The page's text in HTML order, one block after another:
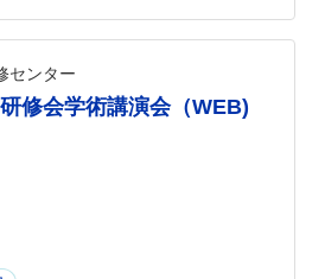
センター
修会学術講演会（WEB)